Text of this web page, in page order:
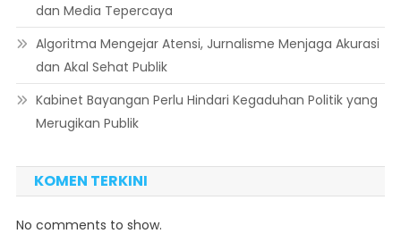
dan Media Tepercaya
Algoritma Mengejar Atensi, Jurnalisme Menjaga Akurasi
dan Akal Sehat Publik
Kabinet Bayangan Perlu Hindari Kegaduhan Politik yang
Merugikan Publik
KOMEN TERKINI
No comments to show.